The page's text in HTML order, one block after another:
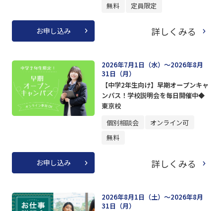
無料
定員限定
お申し込み 詳しくみる
2026年7月1日（水）～2026年8月
31日（月）
【中学2年生向け】早期オープンキャ
ンパス！学校説明会を毎日開催中◆
東京校
個別相談会
オンライン可
無料
お申し込み 詳しくみる
2026年8月1日（土）～2026年8月
31日（月）